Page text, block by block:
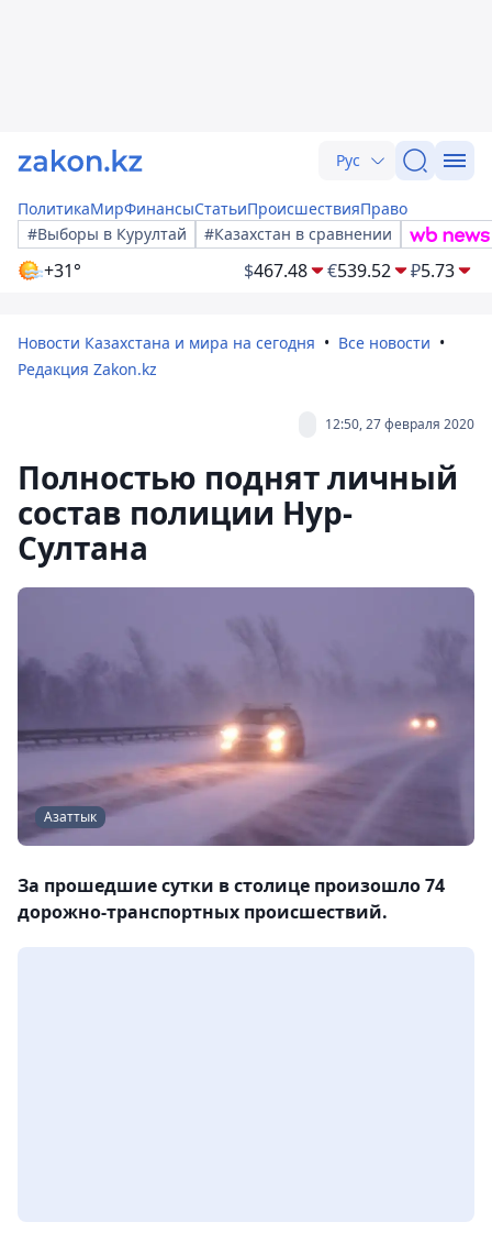
Рус
ПолитикаМирФинансыСтатьиПроисшествияПраво
#Выборы в Курултай
#Казахстан в сравнении
+31° $467.48 €539.52 ₽5.73
Новости Казахстана и мира на сегодня
Все новости
Редакция Zakon.kz
12:50, 27 февраля 2020
Полностью поднят личный
состав полиции Нур-
Султана
Азаттык
За прошедшие сутки в столице произошло 74
дорожно-транспортных происшествий.